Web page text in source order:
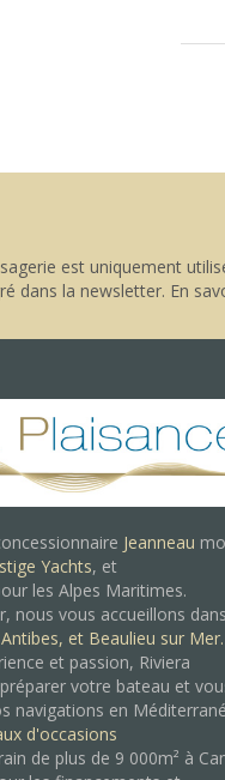
est uniquement
dans la newsletter. En
Jeanneau
Yachts, et
les Alpes Maritimes.
nous vous accueillons
Antibes, et Beaulieu sur Mer.
et passion, Riviera
votre bateau et
navigations en
d'occasions
de plus de 9 000m² à